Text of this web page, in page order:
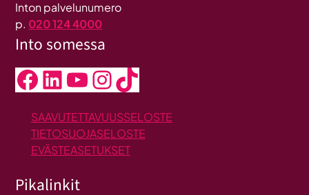
Inton palvelunumero
p. 020 124 4000
Into somessa
Facebook LinkedIn YouTube InstagramTikTok
SAAVUTETTAVUUSSELOSTE
TIETOSUOJASELOSTE
EVÄSTEASETUKSET
Pikalinkit